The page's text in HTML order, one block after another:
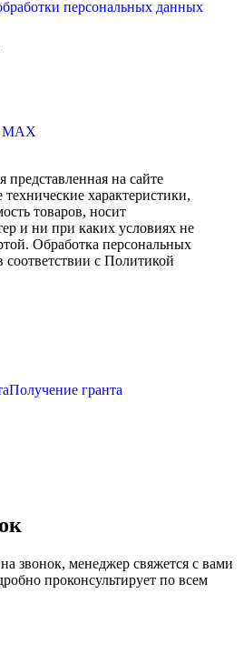
персональных данных
MAX
на сайте
характеристики,
товаров, носит
и ни при каких условиях не
Обработка персональных
соответствии с Политикой
Получение гранта
звонок, менеджер свяжется с вами
проконсультирует по всем